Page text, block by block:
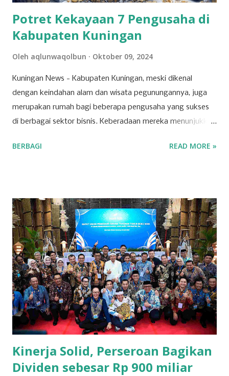
Potret Kekayaan 7 Pengusaha di
Kabupaten Kuningan
Oleh aqlunwaqolbun Oktober 09, 2024
Kuningan News - Kabupaten Kuningan, meski dikenal
dengan keindahan alam dan wisata pegunungannya, juga
merupakan rumah bagi beberapa pengusaha yang sukses
di berbagai sektor bisnis. Keberadaan mereka menunjukkan
berkembang pesat, dipicu oleh inovasi dan ketekunan para
sehari-hari. Para pengusaha yang sukses di sektor ini
berhasil mengelola jaringan ritel yang luas dan berkontribusi
signifikan terhadap roda perekonomian daerah.
Keberhasilan mereka tak lepas dari strategi bisnis yang
tepat dan kemampuan menyesuaikan diri dengan
kebutuhan pasar yang dinamis. Selain ritel, sektor properti
dan konstruksi juga menjadi pilar penting bagi
perekonomian Kuningan. Beberapa perusahaan besar di
bidang ini terlibat dalam pembangunan infrastruktur yang
tidak hanya bermanfaat bagi daerah, tetapi...
BERBAGI READ MORE »
Kinerja Solid, Perseroan Bagikan
Dividen sebesar Rp 900 miliar